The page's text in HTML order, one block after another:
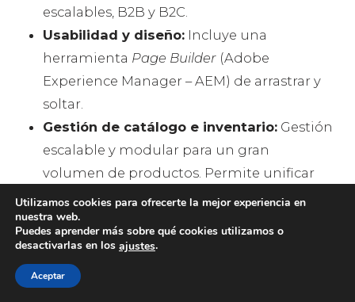
escalables, B2B y B2C.
Usabilidad y diseño: Incluye una
herramienta Page Builder (Adobe
Experience Manager – AEM) de arrastrar y
soltar.
Gestión de catálogo e inventario: Gestión
escalable y modular para un gran
volumen de productos. Permite unificar
B2B y B2C desde una misma plataforma.
Alojamiento y seguridad:
automáticas, mayor seguridad y escalado
automático de infraestructura ante picos
de tráfico.
Utilizamos cookies para ofrecerte la mejor experiencia en
nuestra web.
Puedes aprender más sobre qué cookies utilizamos o
desactivarlas en los ajustes.
Aceptar